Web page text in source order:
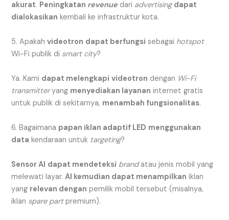
akurat. Peningkatan revenue dari advertising dapat
dialokasikan kembali ke infrastruktur kota.
5. Apakahvideotron dapat berfungsi sebagai hotspot
Wi-Fi publik di smart city?
Ya. Kami dapat melengkapi videotron dengan Wi-Fi
transmitteryang menyediakan layanan internet gratis
untuk publik di sekitarnya, menambah fungsionalitas.
6. Bagaimana papan iklan adaptif LED menggunakan
data kendaraan untuk targeting?
Sensor AI dapat mendeteksi brandatau jenis mobil yang
melewati layar.AI kemudian dapat menampilkan iklan
yang relevan dengan pemilik mobil tersebut (misalnya,
iklan spare partpremium).